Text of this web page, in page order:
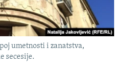
umetnosti i zanatstva,
secesije.